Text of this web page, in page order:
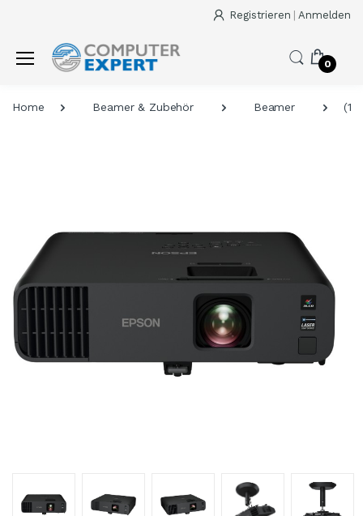
Registrieren Anmelden
0
Home Beamer & Zubehör Beamer